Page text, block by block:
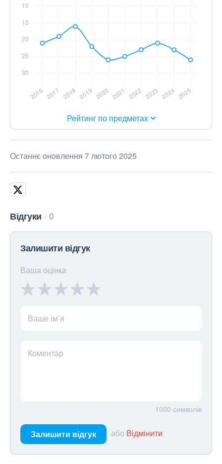
Рейтинг по предметах
Останнє оновлення 7 лютого 2025
Відгуки 0
Залишити відгук
Ваша оцінка
Ваше ім’я
Коментар
1000 символів
Залишити відгук або Відмінити